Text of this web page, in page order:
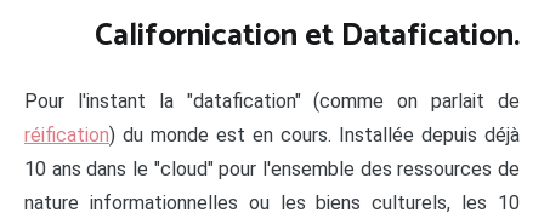
Californication et Datafication.
Pour l'instant la "datafication" (comme on parlait de
réification) du monde est en cours. Installée depuis déjà
10 ans dans le "cloud" pour l'ensemble des ressources de
nature informationnelles ou les biens culturels, les 10